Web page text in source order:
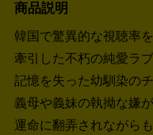
商品説明
韓国で驚異的な視聴率
牽引した不朽の純愛ラ
記憶を失った幼馴染の
義母や義妹の執拗な嫌
運命に翻弄されながら